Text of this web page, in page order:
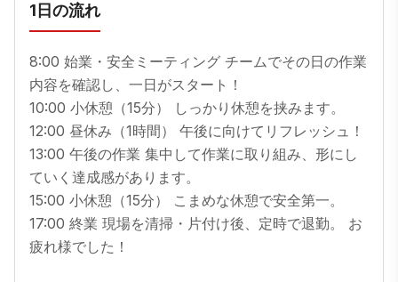
1日の流れ
8:00 始業・安全ミーティング チームでその日の作業
内容を確認し、一日がスタート！
10:00 小休憩（15分） しっかり休憩を挟みます。
12:00 昼休み（1時間） 午後に向けてリフレッシュ！
13:00 午後の作業 集中して作業に取り組み、形にし
ていく達成感があります。
15:00 小休憩（15分） こまめな休憩で安全第一。
17:00 終業 現場を清掃・片付け後、定時で退勤。 お
疲れ様でした！